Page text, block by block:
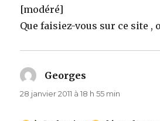
[modéré]
Que faisiez-vous sur ce site ,
Georges
28 janvier 2011 à 18 h 55 min